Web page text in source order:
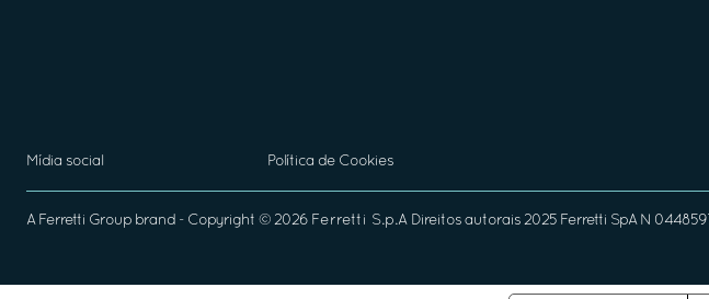
Mídia social Política de Cookies
A Ferretti Group brand - Copyright © 2026 Ferretti S.p.A Direitos autorais 2025 Ferretti SpA N